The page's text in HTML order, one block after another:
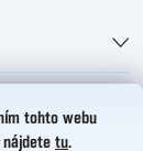
tohto webu
tu.